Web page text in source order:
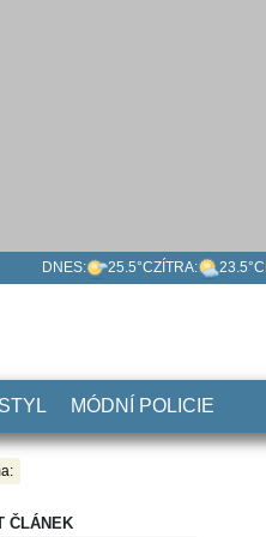
DNES: 25.5°CZÍTRA: 23.5°C
MÓDNÍ POLICIE
ČLÁNEK